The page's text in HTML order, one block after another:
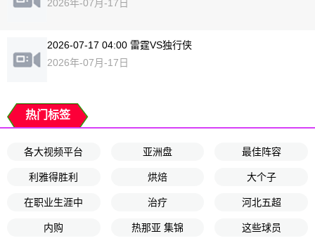
2026年-07月-17日
2026-07-17 04:00 雷霆VS独行侠
2026年-07月-17日
热门标签
各大视频平台 亚洲盘 最佳阵容
利雅得胜利 烘焙 大个子
在职业生涯中 治疗 河北五超
内购 热那亚 集锦 这些球员